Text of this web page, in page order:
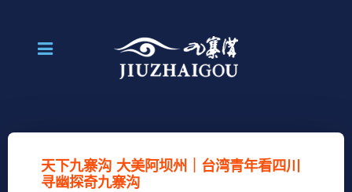
天下九寨沟 大美阿坝州｜台湾青年看四川
寻幽探奇九寨沟